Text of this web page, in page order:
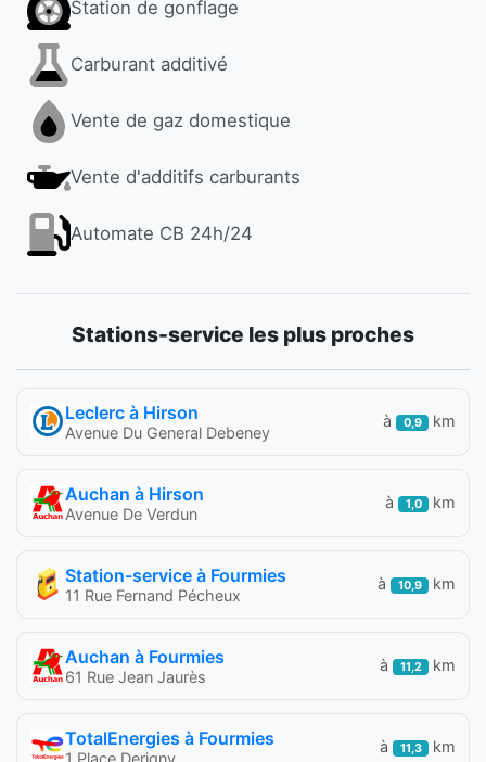
Station de gonflage
Carburant additivé
Vente de gaz domestique
Vente d'additifs carburants
Automate CB 24h/24
Stations-service les plus proches
Leclerc à Hirson
Avenue Du General Debeney
à 0,9 km
Auchan à Hirson
Avenue De Verdun
à 1,0 km
Station-service à Fourmies
11 Rue Fernand Pécheux
à 10,9 km
Auchan à Fourmies
61 Rue Jean Jaurès
à 11,2 km
TotalEnergies à Fourmies
1 Place Derigny
à 11,3 km